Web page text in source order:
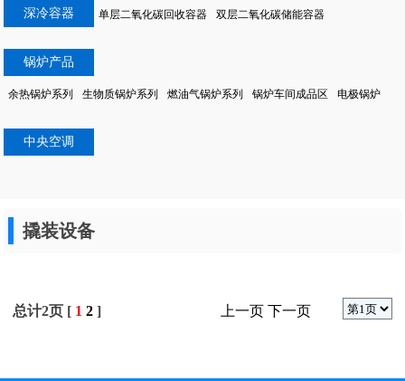
深冷容器 单层二氧化碳回收容器 双层二氧化碳储能容器
锅炉产品
余热锅炉系列 生物质锅炉系列 燃油气锅炉系列 锅炉车间成品区 电极锅炉
中央空调
撬装设备
总计2页 [ 1 2 ] 上一页 下一页